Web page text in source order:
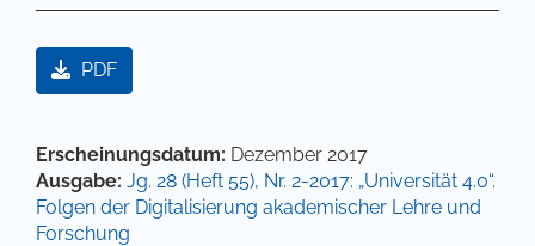
Artikel-Sidebar
PDF
Hauptsächlicher Artikelinhalt
Artikel-Details
Erscheinungsdatum: Dezember 2017
Ausgabe: Jg. 28 (Heft 55), Nr. 2-2017: „Universität 4.0“.
Folgen der Digitalisierung akademischer Lehre und
Forschung